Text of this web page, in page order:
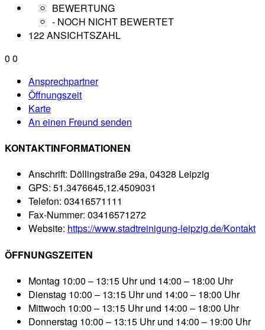
BEWERTUNG
- NOCH NICHT BEWERTET
122 ANSICHTSZAHL
0 0
Ansprechpartner
Öffnungszeit
Karte
An einen Freund senden
KONTAKTINFORMATIONEN
Anschrift: Döllingstraße 29a, 04328 Leipzig
GPS: 51.3476645,12.4509031
Telefon: 03416571111
Fax-Nummer: 03416571272
Website: https://www.stadtreinigung-leipzig.de/Kontakt
ÖFFNUNGSZEITEN
Montag 10:00 – 13:15 Uhr und 14:00 – 18:00 Uhr
Dienstag 10:00 – 13:15 Uhr und 14:00 – 18:00 Uhr
Mittwoch 10:00 – 13:15 Uhr und 14:00 – 18:00 Uhr
Donnerstag 10:00 – 13:15 Uhr und 14:00 – 19:00 Uhr